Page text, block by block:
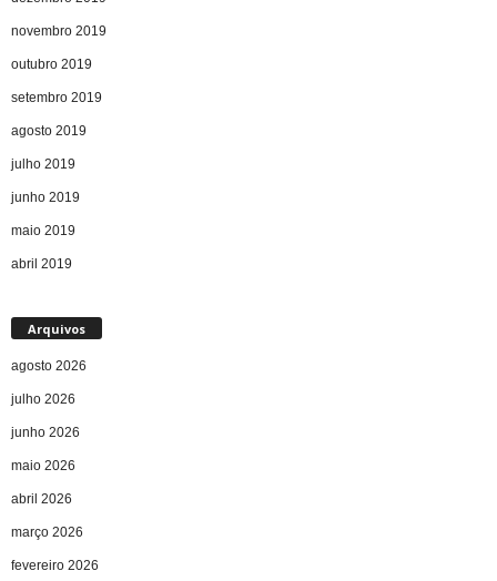
novembro 2019
outubro 2019
setembro 2019
agosto 2019
julho 2019
junho 2019
maio 2019
abril 2019
Arquivos
agosto 2026
julho 2026
junho 2026
maio 2026
abril 2026
março 2026
fevereiro 2026